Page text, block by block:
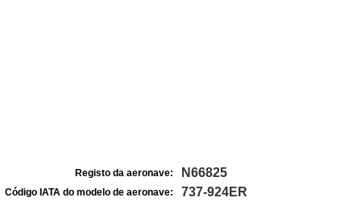
Registo da aeronave: N66825
Código IATA do modelo de aeronave: 737-924ER